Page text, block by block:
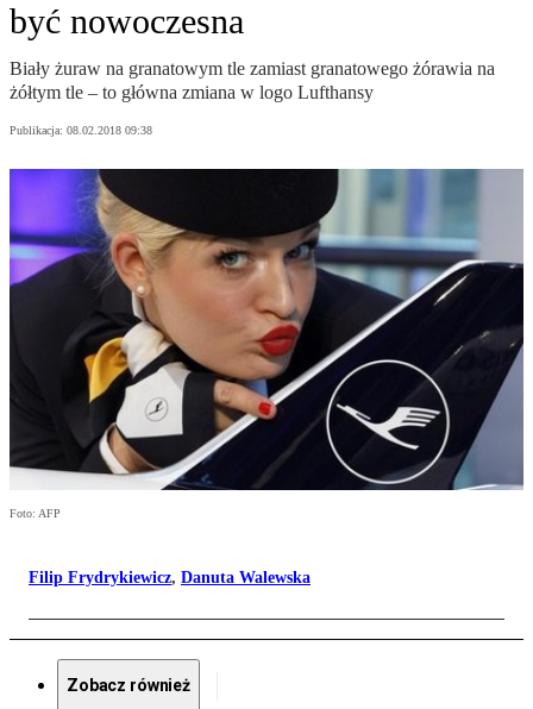
być nowoczesna
Biały żuraw na granatowym tle zamiast granatowego żórawia na
żółtym tle – to główna zmiana w logo Lufthansy
Publikacja: 08.02.2018 09:38
Foto: AFP
Filip Frydrykiewicz, Danuta Walewska
Zobacz również